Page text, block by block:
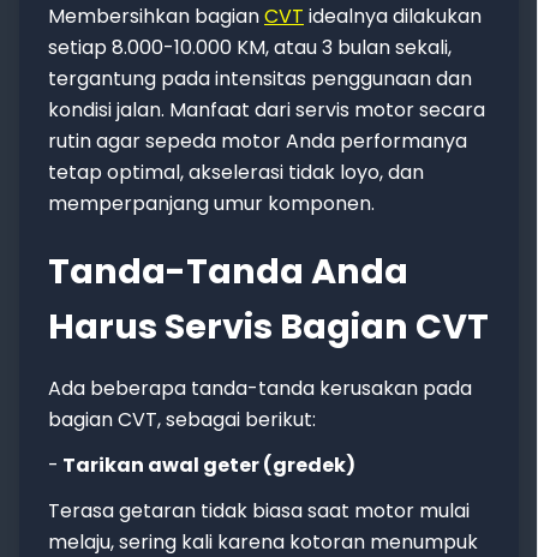
Membersihkan bagianCVT idealnya dilakukan
setiap 8.000-10.000 KM, atau 3 bulan sekali,
tergantung pada intensitas penggunaan dan
kondisi jalan. Manfaat dari servis motor secara
rutin agar sepeda motor Anda performanya
tetap optimal, akselerasi tidak loyo, dan
memperpanjang umur komponen.
Tanda-Tanda Anda
Harus Servis Bagian CVT
Ada beberapa tanda-tanda kerusakan pada
bagian CVT, sebagai berikut:
- Tarikan awal geter (gredek)
Terasa getaran tidak biasa saat motor mulai
melaju, sering kali karena kotoran menumpuk